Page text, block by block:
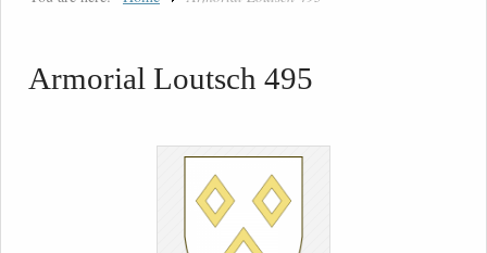
Armorial Loutsch 495